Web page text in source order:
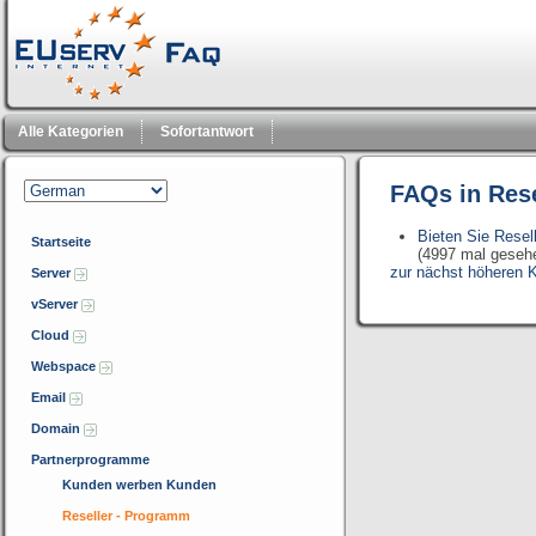
Alle Kategorien Sofortantwort
Startseite
Server
vServer
Cloud
Webspace
Email
Domain
Partnerprogramme
Kunden werben Kunden
Reseller - Programm
FAQs in
Bieten Sie
(4997 mal
zur nächst höheren